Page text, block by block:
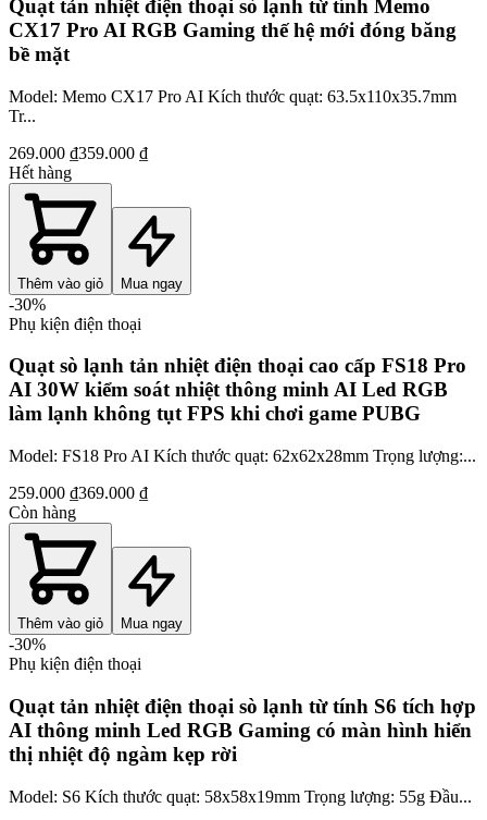
Quạt tản nhiệt điện thoại sò lạnh từ tính Memo
CX17 Pro AI RGB Gaming thế hệ mới đóng băng
bề mặt
Model: Memo CX17 Pro AI Kích thước quạt: 63.5x110x35.7mm
Tr...
269.000 ₫359.000 ₫
Hết hàng
Thêm vào giỏ Mua ngay
-30%
Phụ kiện điện thoại
Quạt sò lạnh tản nhiệt điện thoại cao cấp FS18 Pro
AI 30W kiểm soát nhiệt thông minh AI Led RGB
làm lạnh không tụt FPS khi chơi game PUBG
Model: FS18 Pro AI Kích thước quạt: 62x62x28mm Trọng lượng:...
259.000 ₫369.000 ₫
Còn hàng
Thêm vào giỏ Mua ngay
-30%
Phụ kiện điện thoại
Quạt tản nhiệt điện thoại sò lạnh từ tính S6 tích hợp
AI thông minh Led RGB Gaming có màn hình hiển
thị nhiệt độ ngàm kẹp rời
Model: S6 Kích thước quạt: 58x58x19mm Trọng lượng: 55g Đầu...